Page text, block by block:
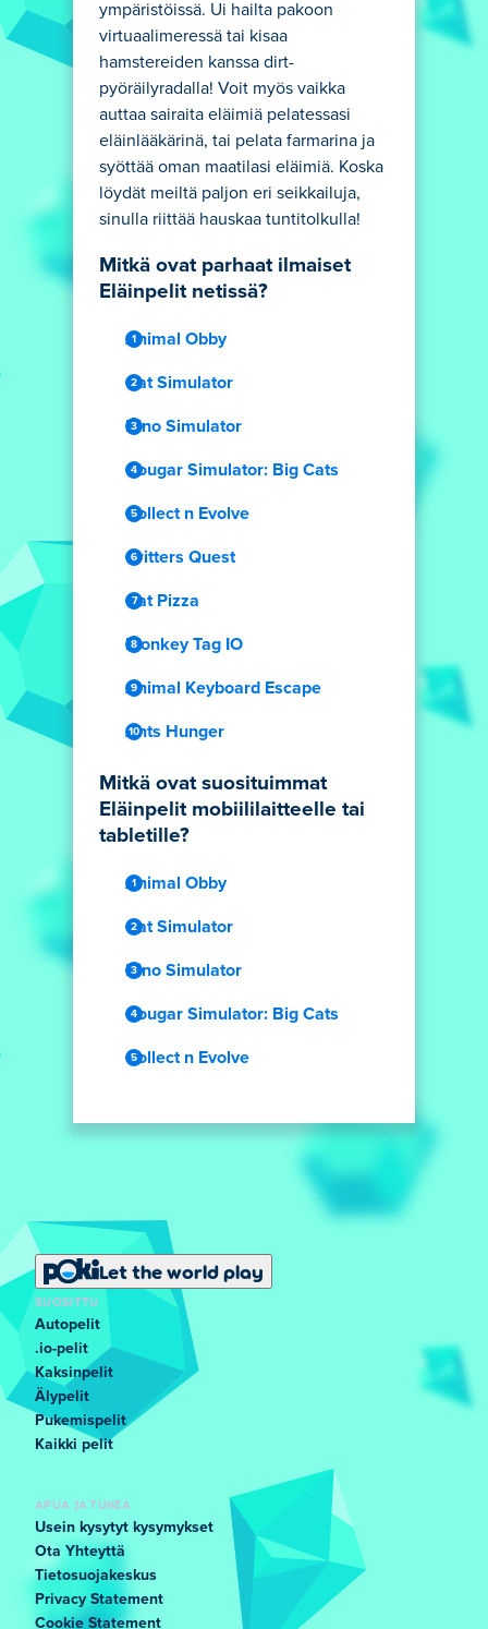
ympäristöissä. Ui hailta pakoon
virtuaalimeressä tai kisaa
hamstereiden kanssa dirt-
pyöräilyradalla! Voit myös vaikka
auttaa sairaita eläimiä pelatessasi
eläinlääkärinä, tai pelata farmarina ja
syöttää oman maatilasi eläimiä. Koska
löydät meiltä paljon eri seikkailuja,
sinulla riittää hauskaa tuntitolkulla!
Mitkä ovat parhaat ilmaiset
Eläinpelit netissä?
Animal Obby
Cat Simulator
Dino Simulator
Cougar Simulator: Big Cats
Collect n Evolve
Critters Quest
Cat Pizza
Monkey Tag IO
Animal Keyboard Escape
Ants Hunger
Mitkä ovat suosituimmat
Eläinpelit mobiililaitteelle tai
tabletille?
Animal Obby
Cat Simulator
Dino Simulator
Cougar Simulator: Big Cats
Collect n Evolve
Let the world play
SUOSITTU
Autopelit
.io-pelit
Kaksinpelit
Älypelit
Pukemispelit
Kaikki pelit
APUA JA TUKEA
Usein kysytyt kysymykset
Ota Yhteyttä
Tietosuojakeskus
Privacy Statement
Cookie Statement